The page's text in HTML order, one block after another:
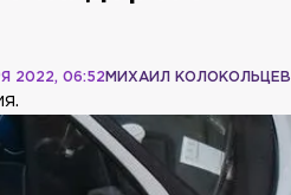
МИХАИЛ КОЛОКОЛЬЦЕВ
2022, 06:52